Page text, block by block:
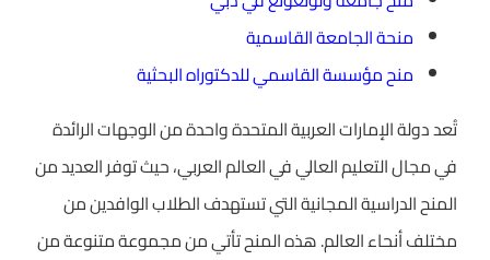
منحة الجامعة القاسمية
منح مؤسسة القاسمي للدكتوراه البحثية
تُعد دولة الإمارات العربية المتحدة واحدة من الوجهات الرائدة
في مجال التعليم العالي في العالم العربي، حيث توفر العديد من
المنح الدراسية المجانية التي تستهدف الطلاب الوافدين من
مختلف أنحاء العالم. هذه المنح تأتي من مجموعة متنوعة من